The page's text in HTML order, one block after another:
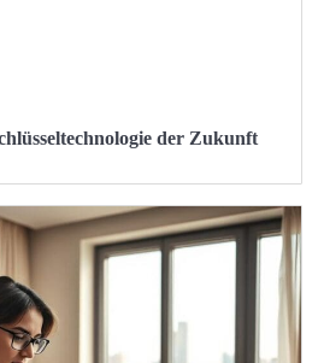
der Zukunft